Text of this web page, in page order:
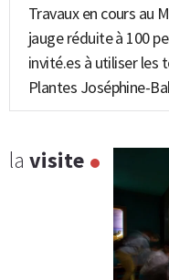
Travaux en cours au
jauge réduite à 100
invité.es à utiliser les
Plantes Joséphine-
la visite